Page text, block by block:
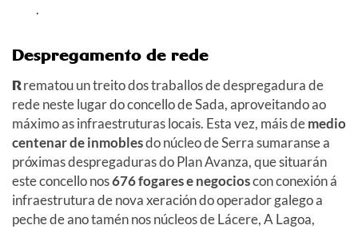
.
Despregamento de rede
Rrematou un treito dos traballos de despregadura de
rede neste lugar do concello de Sada, aproveitando ao
máximo as infraestruturas locais. Esta vez, máis demedio
centenar de inmoblesdo núcleo de Serra sumaranse a
próximas despregaduras do Plan Avanza, que situarán
este concello nos676 fogares e negocioscon conexión á
infraestrutura de nova xeración do operador galego a
peche de ano tamén nos núcleos de Lácere, A Lagoa,